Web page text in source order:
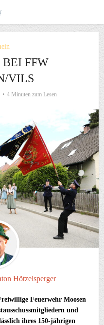
FFW
VILS
4 Minuten zum Lesen
Hötzelsperger
Feuerwehr Moosen
und
ihres 150-jährigen